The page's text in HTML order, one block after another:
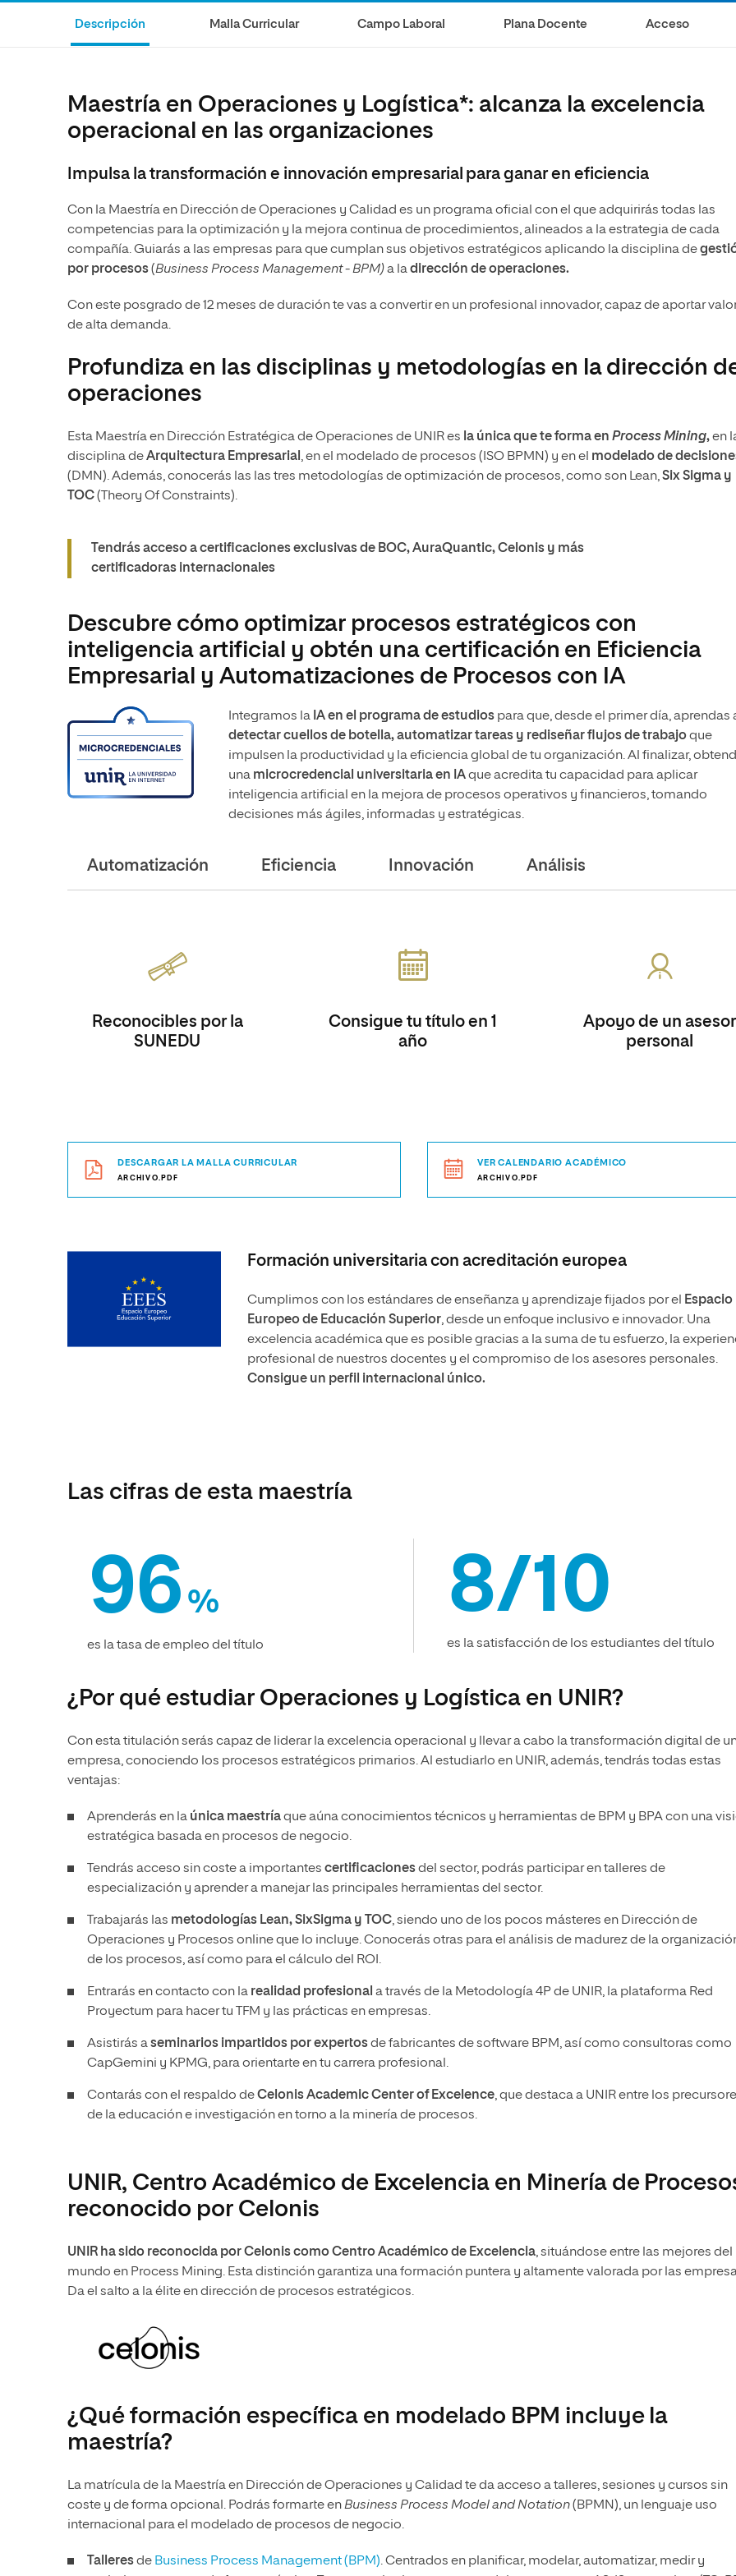
Internacionales
Artes
Ciencias Políticas y Relaciones
Humanidades
Ciencias Criminológicas y de la
Marketing y Comunicación
Artes
Internacionales
Humanidades
Ciencias Sociales y del Trabajo
Ciencias Criminológicas y de la
Descripción Malla Curricular Campo Laboral Plana Docente Acceso
Maestría en Operaciones y Logística*: alcanza la excelencia
operacional en las organizaciones
Impulsa la transformación e innovación empresarial para ganar en eficiencia
Con la Maestría en Dirección de Operaciones y Calidad es un programa oficial con el que adquirirás todas las
competencias para la optimización y la mejora continua de procedimientos, alineados a la estrategia de cada
compañía. Guiarás a las empresas para que cumplan sus objetivos estratégicos aplicando la disciplina de
por procesos(Business Process Management - BPM)a ladirección de operaciones.
Con este posgrado de 12 meses de duración te vas a convertir en un profesional innovador, capaz de aportar
de alta demanda.
Profundiza en las disciplinas y metodologías en la dirección
operaciones
Esta Maestría en Dirección Estratégica de Operaciones de UNIR es la única que te forma en Process Mining,en
disciplina deArquitectura Empresarial , en el modelado de procesos (ISO BPMN) y en el modelado de
(DMN). Además, conocerás las las tres metodologías de optimización de procesos, como son Lean,Six Sigma y
TOC(Theory Of Constraints).
Tendrás acceso a certificaciones exclusivas de BOC, AuraQuantic, Celonis y más
certificadoras internacionales
Descubre cómo optimizar procesos estratégicos con
inteligencia artificial y obtén una certificación en Eficiencia
Empresarial y Automatizaciones de Procesos con IA
Integramos la IA en el programa de estudios para que, desde el primer día, aprendas
detectar cuellos de botella, automatizar tareas y rediseñar flujos de trabajoque
impulsen la productividad y la eficiencia global de tu organización. Al finalizar,
una microcredencial universitaria en IAque acredita tu capacidad para aplicar
inteligencia artificial en la mejora de procesos operativos y financieros, tomando
decisiones más ágiles, informadas y estratégicas.
Automatización Eficiencia Innovación Análisis
Reconocibles por la
SUNEDU
Consigue tu título en 1
año
Apoyo de un asesor
personal
DESCARGAR LA MALLA CURRICULAR
ARCHIVO.PDF
VER CALENDARIO ACADÉMICO
ARCHIVO.PDF
Formación universitaria con acreditación europea
Cumplimos con los estándares de enseñanza y aprendizaje fijados por el
Espacio
Europeo de Educación Superior, desde un enfoque inclusivo e innovador. Una
excelencia académica que es posible gracias a la suma de tu esfuerzo, la
profesional de nuestros docentes y el compromiso de los asesores personales.
Consigue un perfil internacional único.
Las cifras de esta maestría
96 %
es la tasa de empleo del título
8/10
es la satisfacción de los estudiantes del título
¿Por qué estudiar Operaciones y Logística en UNIR?
Con esta titulación serás capaz de liderar la excelencia operacional y llevar a cabo la transformación digital de
empresa, conociendo los procesos estratégicos primarios. Al estudiarlo en UNIR, además, tendrás todas estas
ventajas:
Aprenderás en la única maestríaque aúna conocimientos técnicos y herramientas de BPM y BPA con una
estratégica basada en procesos de negocio.
Tendrás acceso sin coste a importantes certificacionesdel sector, podrás participar en talleres de
especialización y aprender a manejar las principales herramientas del sector.
Trabajarás las metodologías Lean, SixSigma y TOC, siendo uno de los pocos másteres en Dirección de
Operaciones y Procesos online que lo incluye. Conocerás otras para el análisis de madurez de la
de los procesos, así como para el cálculo del ROI.
Entrarás en contacto con la realidad profesional a través de la Metodología 4P de UNIR, la plataforma Red
Proyectum para hacer tu TFM y las prácticas en empresas.
Asistirás aseminarios impartidos por expertosde fabricantes de software BPM, así como consultoras como
CapGemini y KPMG, para orientarte en tu carrera profesional.
Contarás con el respaldo deCelonis Academic Center of Excelence, que destaca a UNIR entre los
de la educación e investigación en torno a la minería de procesos.
UNIR, Centro Académico de Excelencia en Minería de
reconocido por Celonis
UNIR ha sido reconocida por Celonis como Centro Académico de Excelencia, situándose entre las mejores del
mundo en Process Mining. Esta distinción garantiza una formación puntera y altamente valorada por las
Da el salto a la élite en dirección de procesos estratégicos.
¿Qué formación específica en modelado BPM incluye la
maestría?
La matrícula de la Maestría en Dirección de Operaciones y Calidad te da acceso a talleres, sesiones y cursos sin
coste y de forma opcional. Podrás formarte enBusiness Process Model and Notation(BPMN), un lenguaje uso
internacional para el modelado de procesos de negocio.
Talleresde Business Process Management (BPM). Centrados en planificar, modelar, automatizar, medir y